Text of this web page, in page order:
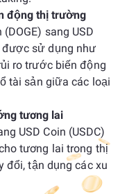
động thị trường
sang USD
được sử dụng như
ro trước biến động
tài sản giữa các loại
tương lai
USD Coin (USDC)
tương lai trong thị
đổi, tận dụng các xu